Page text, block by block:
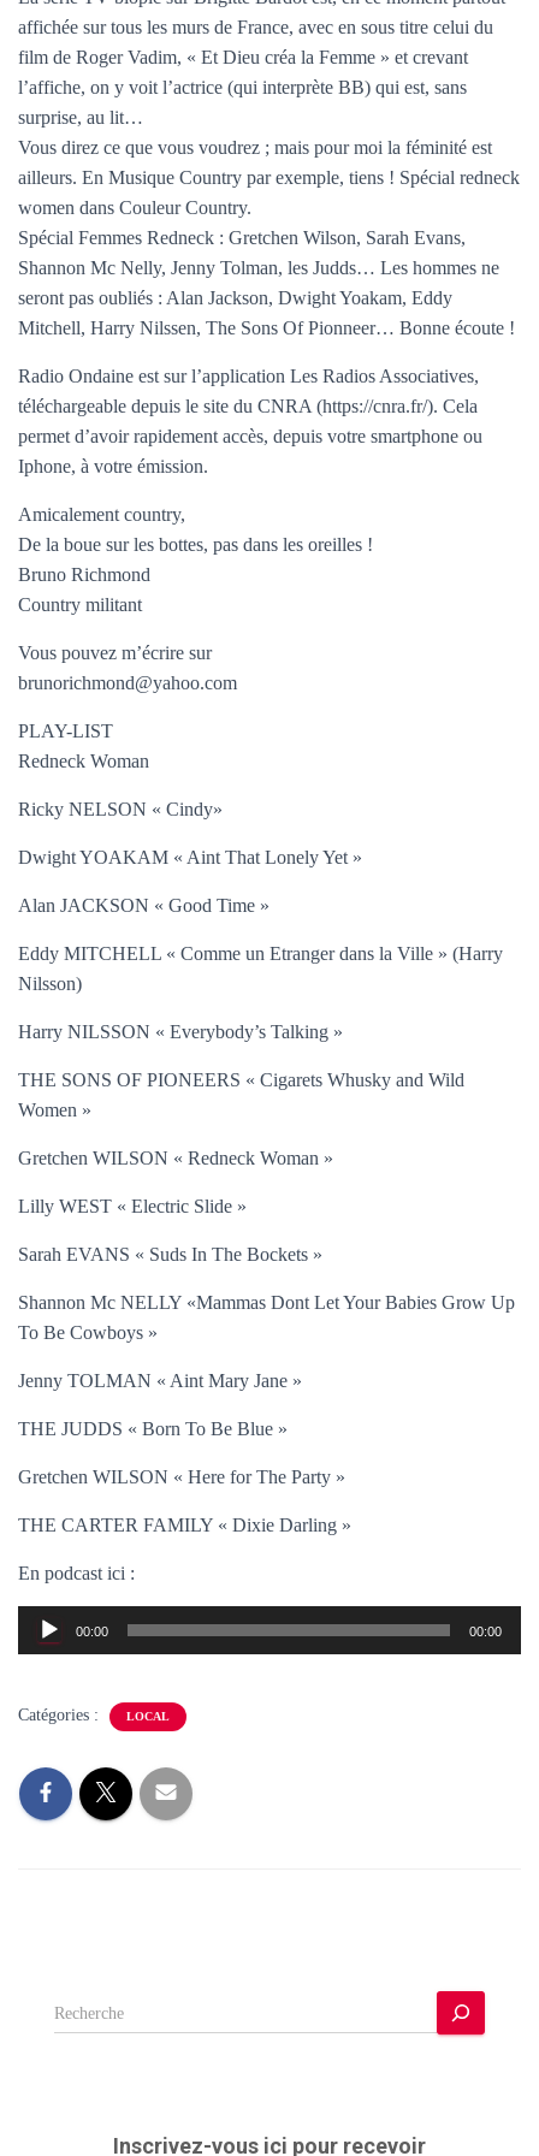
affichée sur tous les murs de France, avec en sous titre celui du
film de Roger Vadim, « Et Dieu créa la Femme » et crevant
l’affiche, on y voit l’actrice (qui interprète BB) qui est, sans
surprise, au lit…
Vous direz ce que vous voudrez ; mais pour moi la féminité est
ailleurs. En Musique Country par exemple, tiens ! Spécial redneck
women dans Couleur Country.
Spécial Femmes Redneck : Gretchen Wilson, Sarah Evans,
Shannon Mc Nelly, Jenny Tolman, les Judds… Les hommes ne
seront pas oubliés : Alan Jackson, Dwight Yoakam, Eddy
Mitchell, Harry Nilssen, The Sons Of Pionneer… Bonne écoute !
Radio Ondaine est sur l’application Les Radios Associatives,
téléchargeable depuis le site du CNRA (https://cnra.fr/). Cela
permet d’avoir rapidement accès, depuis votre smartphone ou
Iphone, à votre émission.
Amicalement country,
De la boue sur les bottes, pas dans les oreilles !
Bruno Richmond
Country militant
Vous pouvez m’écrire sur
brunorichmond@yahoo.com
PLAY-LIST
Redneck Woman
Ricky NELSON « Cindy»
Dwight YOAKAM « Aint That Lonely Yet »
Alan JACKSON « Good Time »
Eddy MITCHELL « Comme un Etranger dans la Ville » (Harry
Nilsson)
Harry NILSSON « Everybody’s Talking »
THE SONS OF PIONEERS « Cigarets Whusky and Wild
Women »
Gretchen WILSON « Redneck Woman »
Lilly WEST « Electric Slide »
Sarah EVANS « Suds In The Bockets »
Shannon Mc NELLY «Mammas Dont Let Your Babies Grow Up
To Be Cowboys »
Jenny TOLMAN « Aint Mary Jane »
THE JUDDS « Born To Be Blue »
Gretchen WILSON « Here for The Party »
THE CARTER FAMILY « Dixie Darling »
En podcast ici :
Lecteur
audio
00:00 00:00
Catégories : LOCAL
R
e
Inscrivez-vous ici pour recevoir